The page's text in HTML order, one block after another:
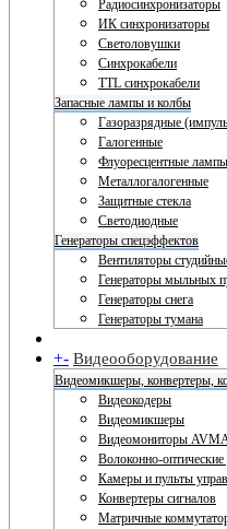
Радиосинхронизаторы
ИК синхронизаторы
Светоловушки
Синхрокабели
TTL синхрокабели
Запасные лампы и колбы
Газоразрядные
Галогенные
Флуоресцентные лампы
Металлогалогенные
Защитные стекла
Светодиодные
Генераторы спецэффектов
Вентиляторы
Генераторы мыльных
Генераторы снега
Генераторы тумана
+- Видеооборудование
Видеомикшеры, конвертеры,
Видеокодеры
Видеомикшеры
Видеомониторы
Волоконно-оптические
Камеры и пульты
Конвертеры сигналов
Матричные